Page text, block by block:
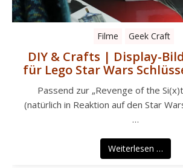
Filme Geek Craft
DIY & Crafts | Display-
für Lego Star Wars
Passend zur „Revenge of the
(natürlich in Reaktion auf den Star
…
Weiterlesen …